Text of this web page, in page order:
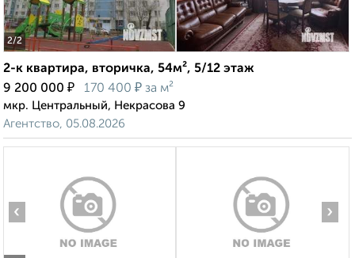
2/2
2-к квартира, вторичка, 54м², 5/12 этаж
9 200 000 ₽ 170 400 ₽ за м²
мкр. Центральный, Некрасова 9
Агентство, 05.08.2026
‹ ›